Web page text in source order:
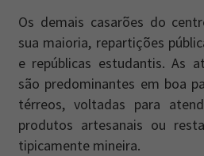
Os demais casarões do
sua maioria, repartições
e repúblicas estudantis. As
são predominantes em boa
térreos, voltadas para
produtos artesanais ou
tipicamente mineira.